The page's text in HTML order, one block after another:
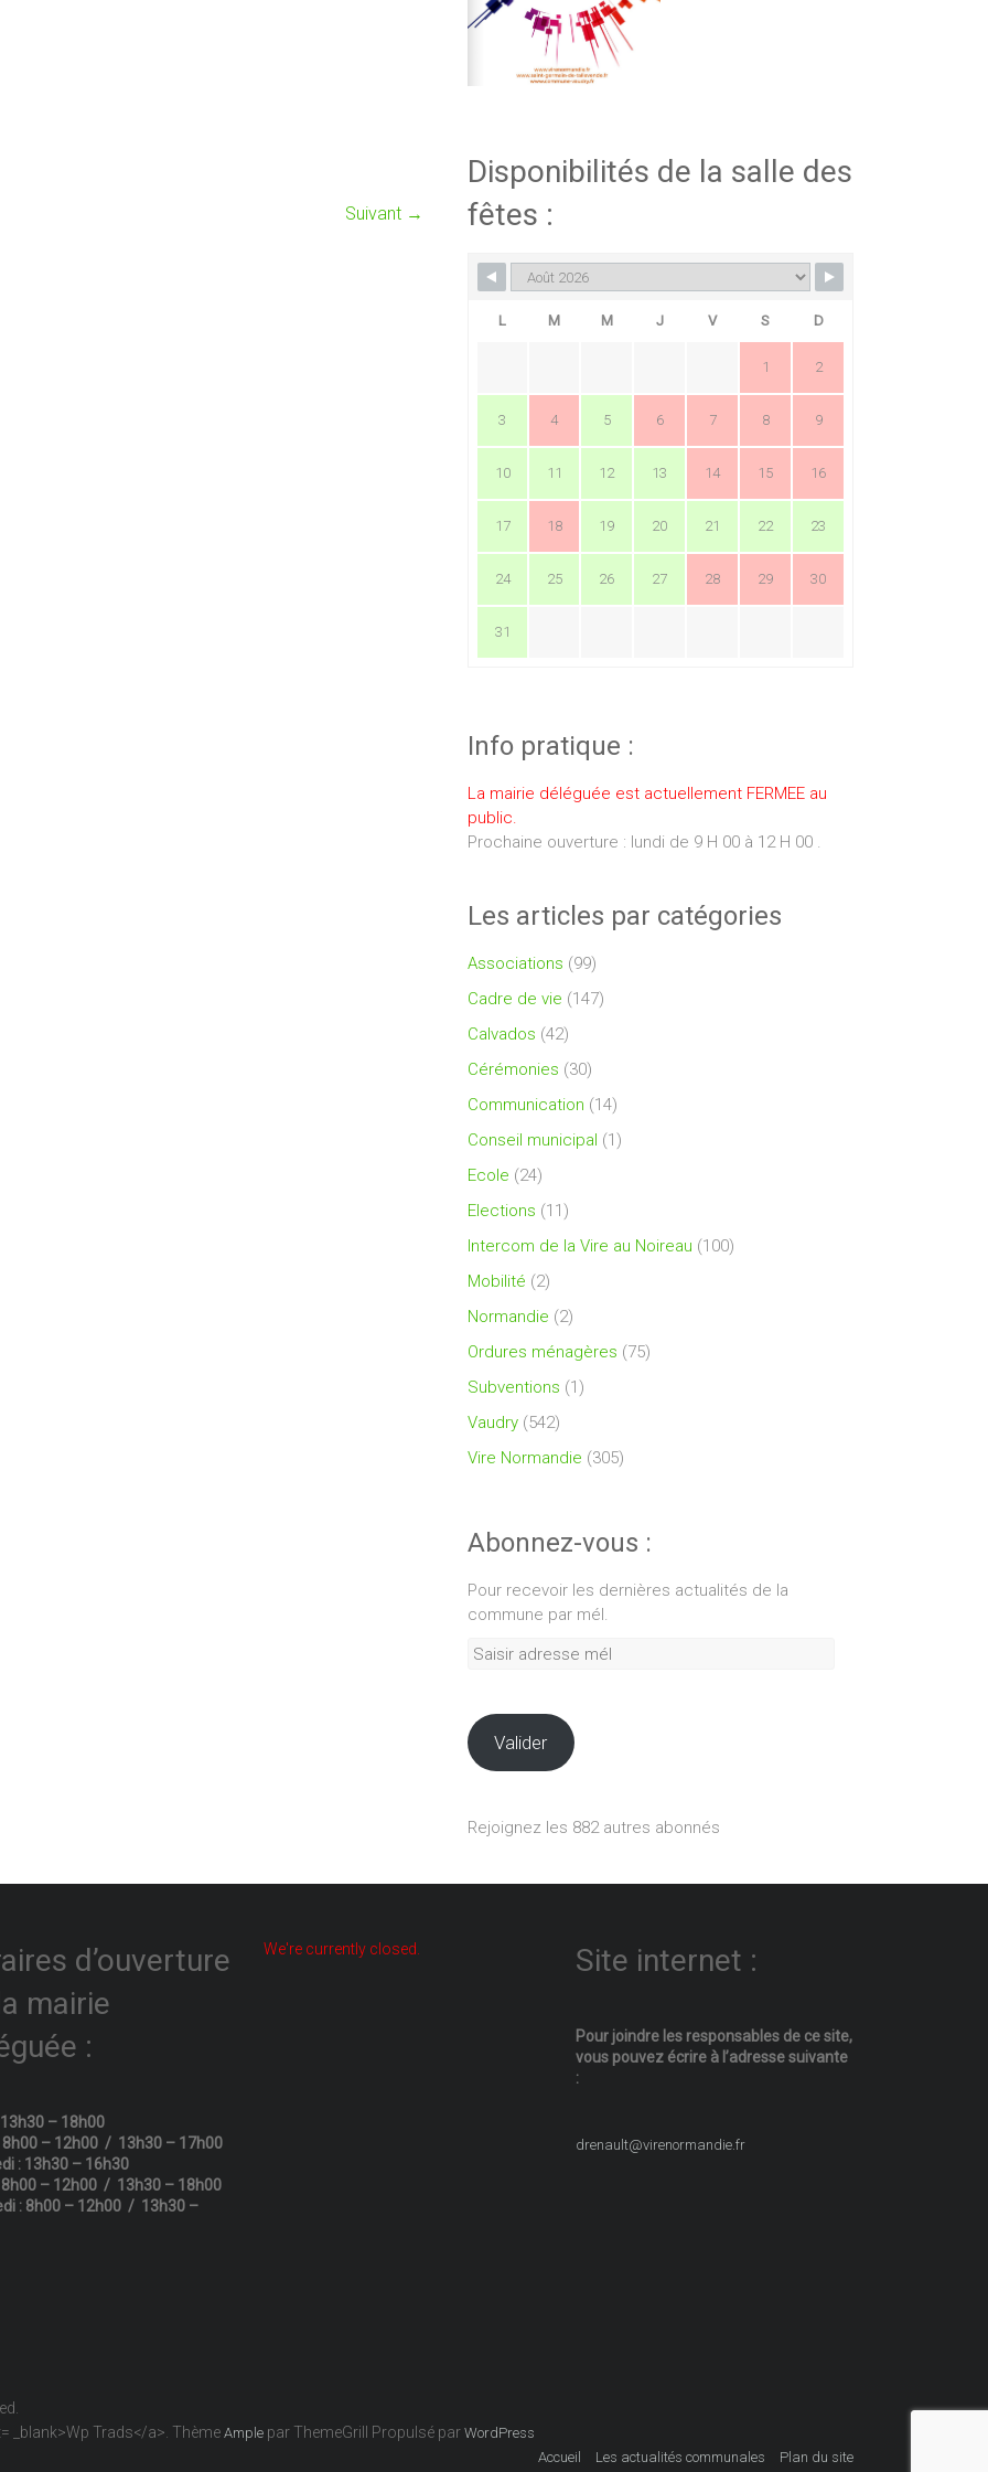
Suivant →
Disponibilités de la salle des
fêtes :
L M M J V S D
1 2
3 4 5 6 7 8 9
10 11 12 13 14 15 16
17 18 19 20 21 22 23
24 25 26 27 28 29 30
31
Info pratique :
La mairie déléguée est actuellement FERMEE au
public.
Prochaine ouverture : lundi de 9 H 00 à 12 H 00 .
Les articles par catégories
Associations (99)
Cadre de vie (147)
Calvados (42)
Cérémonies (30)
Communication (14)
Conseil municipal (1)
Ecole (24)
Elections (11)
Intercom de la Vire au Noireau (100)
Mobilité (2)
Normandie (2)
Ordures ménagères (75)
Subventions (1)
Vaudry (542)
Vire Normandie (305)
Abonnez-vous :
Pour recevoir les dernières actualités de la
commune par mél.
Saisir
Valider
Rejoignez les 882 autres abonnés
d’ouverture
mairie
:
13h30 – 18h00
8h00 – 12h00 / 13h30 – 17h00
: 13h30 – 16h30
8h00 – 12h00 / 13h30 – 18h00
: 8h00 – 12h00 / 13h30 –
We're currently closed. Site internet :
Pour joindre les responsables de ce site,
vous pouvez écrire à l’adresse suivante
:
drenault@virenormandie.fr
_blank>Wp Trads</a>. Thème Ample par ThemeGrill Propulsé par WordPress
Accueil
Les actualités communales Plan du site